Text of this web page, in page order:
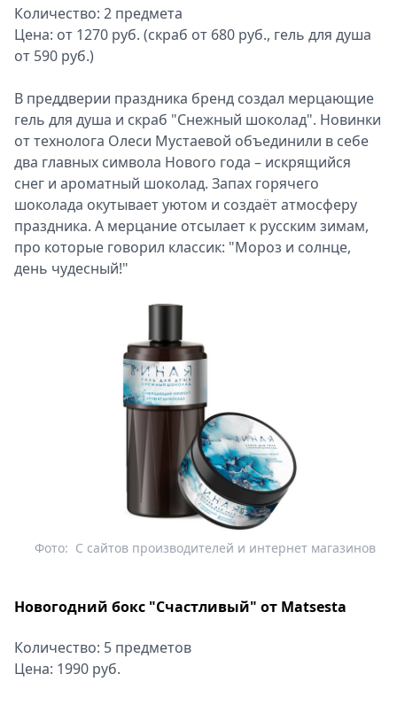
Количество: 2 предмета
Цена: от 1270 руб. (скраб от 680 руб., гель для душа
от 590 руб.)
В преддверии праздника бренд создал мерцающие
гель для душа и скраб "Снежный шоколад". Новинки
от технолога Олеси Мустаевой объединили в себе
два главных символа Нового года – искрящийся
снег и ароматный шоколад. Запах горячего
шоколада окутывает уютом и создаёт атмосферу
праздника. А мерцание отсылает к русским зимам,
про которые говорил классик: "Мороз и солнце,
день чудесный!"
С сайтов производителей и интернет магазинов
Фото:
Новогодний бокс "Счастливый" от Matsesta
Количество: 5 предметов
Цена: 1990 руб.